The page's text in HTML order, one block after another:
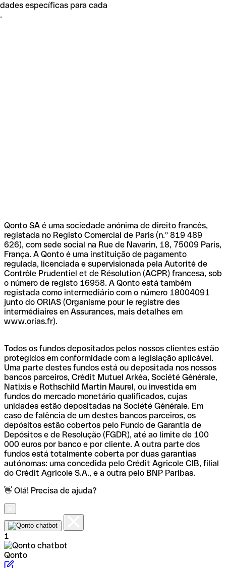
específicas para cada
Qonto SA é uma sociedade anónima de direito francês,
registada no Registo Comercial de Paris (n.º 819 489
626), com sede social na Rue de Navarin, 18, 75009 Paris,
França. A Qonto é uma instituição de pagamento
regulada, licenciada e supervisionada pela Autorité de
Contrôle Prudentiel et de Résolution (ACPR) francesa, sob
o número de registo 16958. A Qonto está também
registada como intermediário com o número 18004091
junto do ORIAS (Organisme pour le registre des
intermédiaires en Assurances, mais detalhes em
www.orias.fr).
Todos os fundos depositados pelos nossos clientes estão
protegidos em conformidade com a legislação aplicável.
Uma parte destes fundos está ou depositada nos nossos
bancos parceiros, Crédit Mutuel Arkéa, Société Générale,
Natixis e Rothschild Martin Maurel, ou investida em
fundos do mercado monetário qualificados, cujas
unidades estão depositadas na Société Générale. Em
caso de falência de um destes bancos parceiros, os
depósitos estão cobertos pelo Fundo de Garantia de
Depósitos e de Resolução (FGDR), até ao limite de 100
000 euros por banco e por cliente. A outra parte dos
fundos está totalmente coberta por duas garantias
autónomas: uma concedida pelo Crédit Agricole CIB, filial
do Crédit Agricole S.A., e a outra pelo BNP Paribas.
👋 Olá! Precisa de ajuda?
1
Qonto